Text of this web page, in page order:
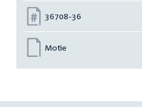
Nummer:
36708-36
Motie